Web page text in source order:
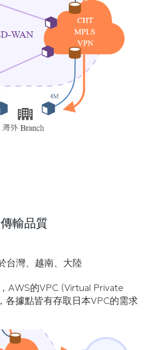
輸品質
台灣、越南、大陸
AWS的VPC (Virtual Private
各據點皆有存取日本VPC的需求